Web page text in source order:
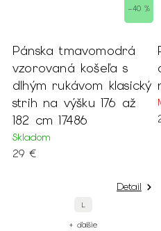
–40 %
Pánska tmavomodrá
vzorovaná košeľa s
dlhým rukávom klasický
strih na výšku 176 až
182 cm 17486
Skladom
29 €
Detail
L
+ ďalšie